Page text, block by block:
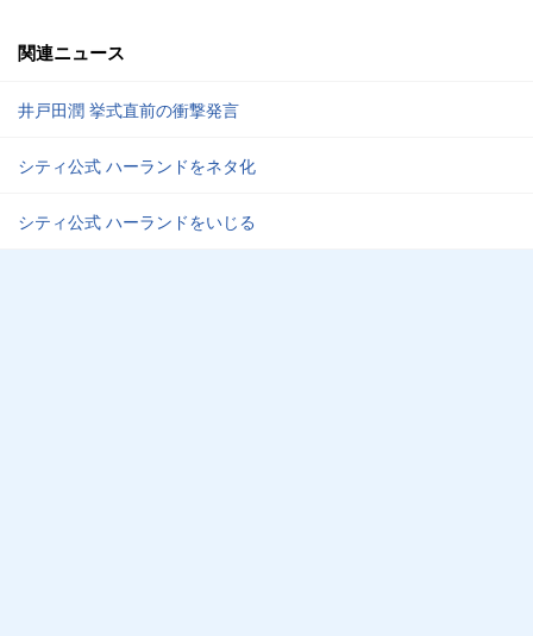
関連ニュース
井戸田潤 挙式直前の衝撃発言
シティ公式 ハーランドをネタ化
シティ公式 ハーランドをいじる